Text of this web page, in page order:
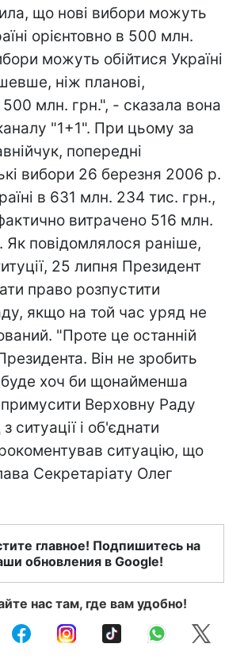
що нові вибори можуть
орієнтовно в 500 млн.
можуть обійтися Україні
ніж планові,
млн. грн.", - сказала вона
"1+1". При цьому за
попередні
вибори 26 березня 2006 р.
в 631 млн. 234 тис. грн.,
витрачено 516 млн.
Як повідомлялося раніше,
25 липня Президент
право розпустити
якщо на той час уряд не
"Проте це останній
Він не зробить
хоч би щонайменша
Верховну Раду
ситуації і об'єднати
ситуацію, що
Секретаріату Олег
главное! Подпишитесь на
обновления в Google!
нас там, где вам удобно!